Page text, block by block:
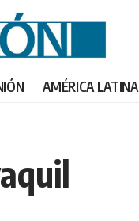
AMÉRICA LATINA